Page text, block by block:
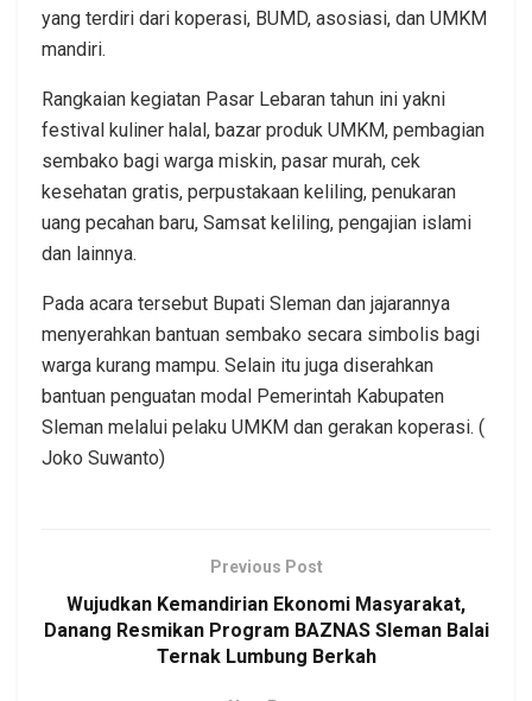
yang terdiri dari koperasi, BUMD, asosiasi, dan UMKM
mandiri.
Rangkaian kegiatan Pasar Lebaran tahun ini yakni
festival kuliner halal, bazar produk UMKM, pembagian
sembako bagi warga miskin, pasar murah, cek
kesehatan gratis, perpustakaan keliling, penukaran
uang pecahan baru, Samsat keliling, pengajian islami
dan lainnya.
Pada acara tersebut Bupati Sleman dan jajarannya
menyerahkan bantuan sembako secara simbolis bagi
warga kurang mampu. Selain itu juga diserahkan
bantuan penguatan modal Pemerintah Kabupaten
Sleman melalui pelaku UMKM dan gerakan koperasi. (
Joko Suwanto)
Previous Post
Wujudkan Kemandirian Ekonomi Masyarakat,
Danang Resmikan Program BAZNAS Sleman Balai
Ternak Lumbung Berkah